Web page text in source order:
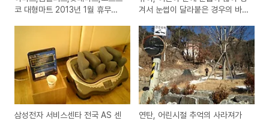
코 대형마트 2013년 1월 휴무일
겨서 눈썹이 달라붙은 경우의 바
삼성전자 서비스센타 전국 AS 센
연탄, 어린시절 추억의 사라져가